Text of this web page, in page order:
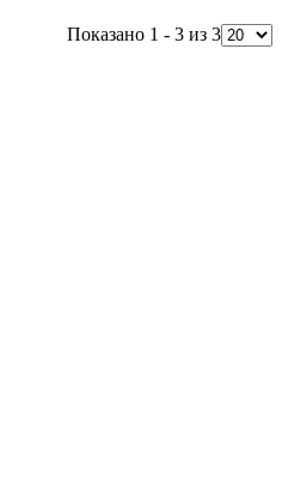
Показано 1 - 3 из 3